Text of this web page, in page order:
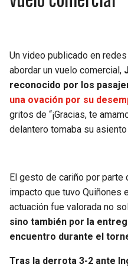
Un video publicado en
abordar un vuelo comercial,
reconocido por los
una ovación por su
gritos de “¡Gracias, te
delantero tomaba su
El gesto de cariño por
impacto que tuvo Quiñones
actuación fue valorada no
sino también por la
encuentro durante el
Tras la derrota 3-2 ante